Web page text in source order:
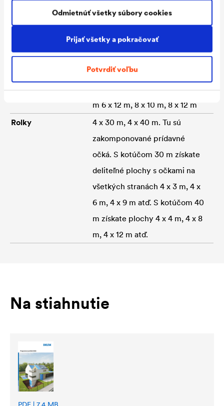
Prijať všetky a pokračovať
Potvrdiť voľbu
Odmietnúť všetky súbory cookies
a očká na 4 stranách, UV
stabilizovaná.
ca. 900 N/5 cm
Teplotná odolnosť
-40 °C až +80 °C
ca. 220 g/m²
Rozmery
4 x 6 m, 4 x 8 m, 6 x 8 m, 6 x 10
m 6 x 12 m, 8 x 10 m, 8 x 12 m
Rolky
4 x 30 m, 4 x 40 m. Tu sú
zakomponované prídavné
očká. S kotúčom 30 m získate
deliteľné plochy s očkami na
všetkých stranách 4 x 3 m, 4 x
6 m, 4 x 9 m atď. S kotúčom 40
m získate plochy 4 x 4 m, 4 x 8
m, 4 x 12 m atď.
Na stiahnutie